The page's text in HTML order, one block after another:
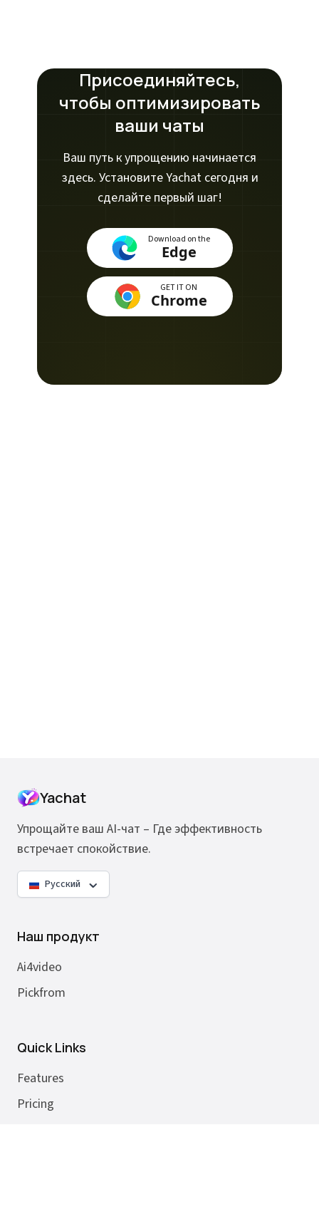
Присоединяйтесь,
чтобы оптимизировать
ваши чаты
Ваш путь к упрощению начинается
здесь. Установите Yachat сегодня и
сделайте первый шаг!
Download on the
Edge
GET IT ON
Chrome
Yachat
Упрощайте ваш AI-чат – Где эффективность
встречает спокойствие.
Русский
Наш продукт
Ai4video
Pickfrom
Quick Links
Features
Pricing